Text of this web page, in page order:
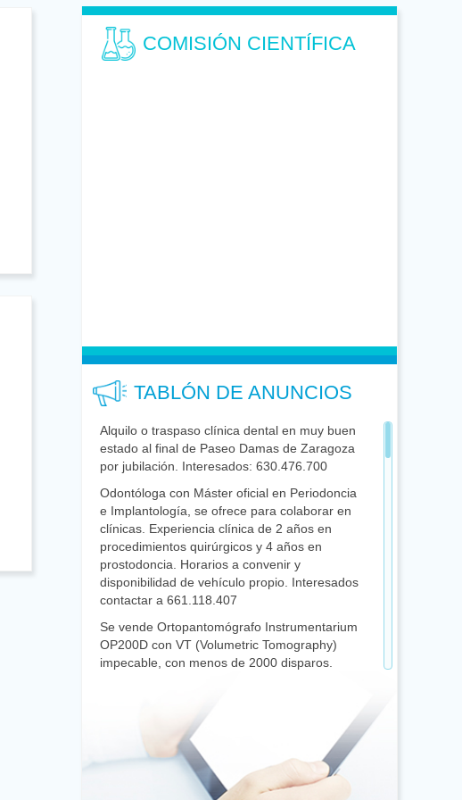
COMISIÓN CIENTÍFICA
TABLÓN DE ANUNCIOS
Alquilo o traspaso clínica dental en muy buen
estado al final de Paseo Damas de Zaragoza
por jubilación. Interesados: 630.476.700
Odontóloga con Máster oficial en Periodoncia
e Implantología, se ofrece para colaborar en
clínicas. Experiencia clínica de 2 años en
procedimientos quirúrgicos y 4 años en
prostodoncia. Horarios a convenir y
disponibilidad de vehículo propio. Interesados
contactar a 661.118.407
Se vende Ortopantomógrafo Instrumentarium
OP200D con VT (Volumetric Tomography)
impecable, con menos de 2000 disparos.
Licenciada en Odontología con experiencia,
docente y Master en Cirugía Oral e Implantes
y Posgrado en Prótesis, Se ofrece para
colaborar en clínicas en Zaragoza y